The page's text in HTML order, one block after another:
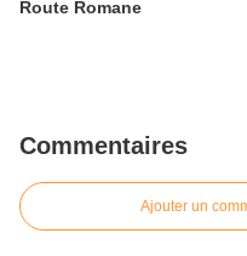
Route Romane
Commentaires
Ajouter un